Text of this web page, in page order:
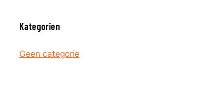
Kategorien
Geen categorie